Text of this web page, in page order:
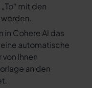
mit den
in Cohere AI das
automatische
Ihnen
an den